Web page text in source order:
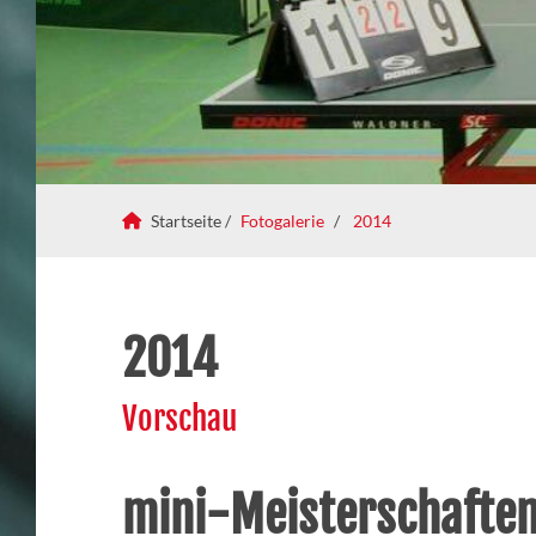
Startseite / Fotogalerie 2014
2014
Vorschau
mini-